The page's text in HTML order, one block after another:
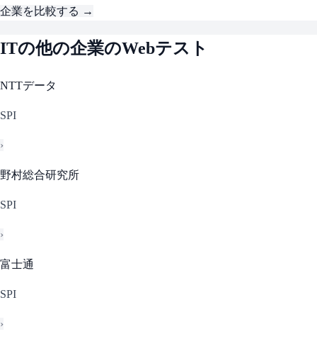
企業を比較する →
ITの他の企業のWebテスト
NTTデータ
SPI
›
野村総合研究所
SPI
›
富士通
SPI
›